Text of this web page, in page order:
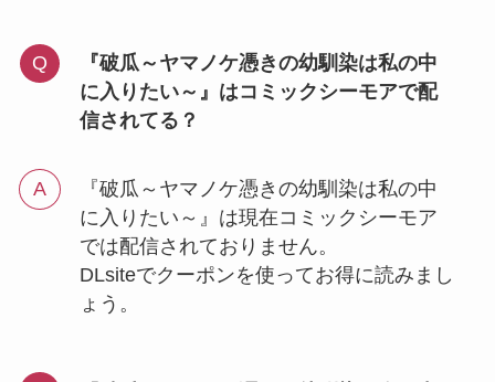
『破瓜～ヤマノケ憑きの幼馴染は私の中
に入りたい～』はコミックシーモアで配
信されてる？
『破瓜～ヤマノケ憑きの幼馴染は私の中
に入りたい～』は現在コミックシーモア
では配信されておりません。
DLsiteでクーポンを使ってお得に読みまし
ょう。